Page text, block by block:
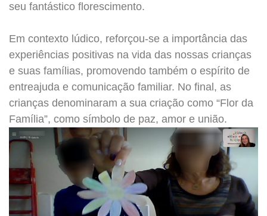
seu fantástico florescimento.
Em contexto lúdico, reforçou-se a importância das
experiências positivas na vida das nossas crianças
e suas famílias, promovendo também o espírito de
entreajuda e comunicação familiar. No final, as
crianças denominaram a sua criação como “Flor da
Família”, como símbolo de paz, amor e união.